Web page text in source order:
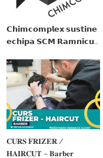
𝗖𝗵𝗶𝗺𝗰𝗼𝗺𝗽𝗹𝗲𝘅 𝘀𝘂𝘀𝘁𝗶𝗻𝗲
𝗲𝗰𝗵𝗶𝗽𝗮 𝗦𝗖𝗠 𝗥𝗮𝗺𝗻𝗶𝗰𝘂
𝗽𝗮𝗿𝘁𝗲𝗻𝗲𝗿 𝗳𝗶𝗻𝗮𝗻𝘁𝗮𝘁𝗼𝗿
𝐂𝐔𝐑𝐒 𝐅𝐑𝐈𝐙𝐄𝐑 /
𝐇𝐀𝐈𝐑𝐂𝐔𝐓 – 𝐁𝐚𝐫𝐛𝐞𝐫